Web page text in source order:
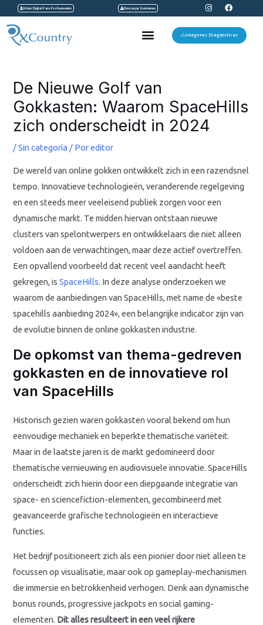
contenido
Orden Digital Para Profesionales Descargar Exámenes
I
n
s
t
a
F
a
c
e
b
Menu Imágenes Diagnosticas
De Nieuwe Golf van
Gokkasten: Waarom SpaceHills
zich onderscheidt in 2024
/Sin categoría / Poreditor
De wereld van online gokken ontwikkelt zich in een razendsnel
tempo. Innovatieve technologieën, veranderende regelgeving
en een steeds meer veeleisend publiek zorgen voor een
dynamische markt. Te midden hiervan ontstaan nieuwe
clusters van spelontwerpers en ontwikkelaars die niet alleen
voldoen aan de verwachtingen, maar deze actief overtreffen.
Een opvallend voorbeeld dat recent veel aandacht heeft
gekregen, isSpaceHills. In deze analyse onderzoeken we
waarom de aanbiedingen van SpaceHills, met name de «beste
spacehills aanbieding 2024», een belangrijke indicator zijn van
de evolutie binnen de online gokkasten industrie.
De opkomst van thema-gedreven
gokkasten en de innovatieve rol
van SpaceHills
Historisch gezien waren gokkasten vooral bekend om hun
eenvoudige mechaniek en beperkte thematische variëteit.
Maar in de laatste jaren is de markt gedomineerd door
thematische vernieuwing en audiovisuele innovatie. SpaceHills
onderscheidt zich hierin door een diepgaande integratie van
space- en sciencefiction-elementen, gecombineerd met
geavanceerde grafische technologieën en interactieve
functies.
Het bedrijf positioneert zich als een pionier door niet alleen te
focussen op visualisatie, maar ook op gameplay-mechanismen
die immersie en betrokkenheid verhogen. Denk aan dynamische
bonus rounds, progressive jackpots en social gaming-
elementen. Dit alles resulteert in een veel rijkere
entradas